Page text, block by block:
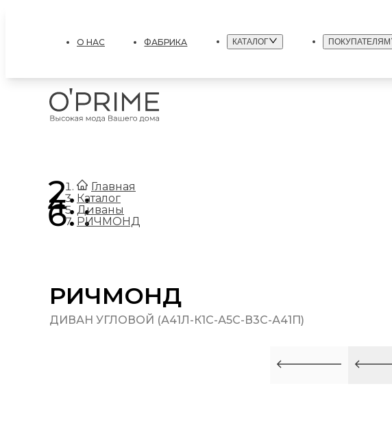
О НАС ФАБРИКА КАТАЛОГ ПОКУПАТЕЛЯМ
Главная
.
Каталог
.
Диваны
.
РИЧМОНД
РИЧМОНД
ДИВАН УГЛОВОЙ (А41Л-К1С-А5С-В3С-А41П)